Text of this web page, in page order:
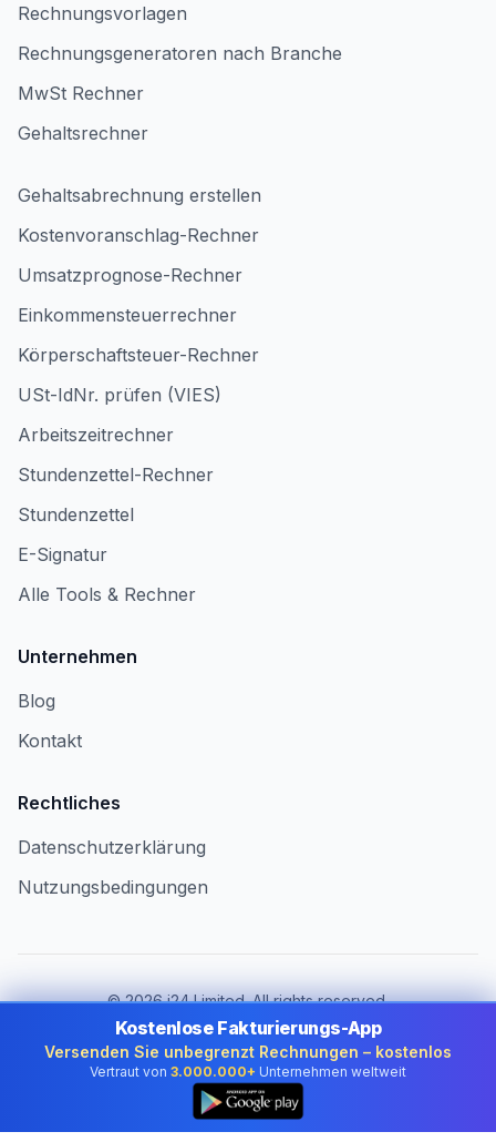
Rechnungsvorlagen
Rechnungsgeneratoren nach Branche
MwSt Rechner
Gehaltsrechner
Gehaltsabrechnung erstellen
Kostenvoranschlag-Rechner
Umsatzprognose-Rechner
Einkommensteuerrechner
Körperschaftsteuer-Rechner
USt-IdNr. prüfen (VIES)
Arbeitszeitrechner
Stundenzettel-Rechner
Stundenzettel
E-Signatur
Alle Tools & Rechner
Unternehmen
Blog
Kontakt
Rechtliches
Datenschutzerklärung
Nutzungsbedingungen
©2026i24 Limited. All rights reserved.
Für Unternehmen in Germany
Land ändern:
Germany
Kostenlose Fakturierungs-App
Versenden Sie unbegrenzt Rechnungen – kostenlos
Vertraut von 3.000.000+ Unternehmen weltweit